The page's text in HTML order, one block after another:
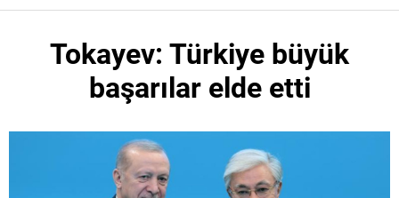
Tokayev: Türkiye büyük
başarılar elde etti